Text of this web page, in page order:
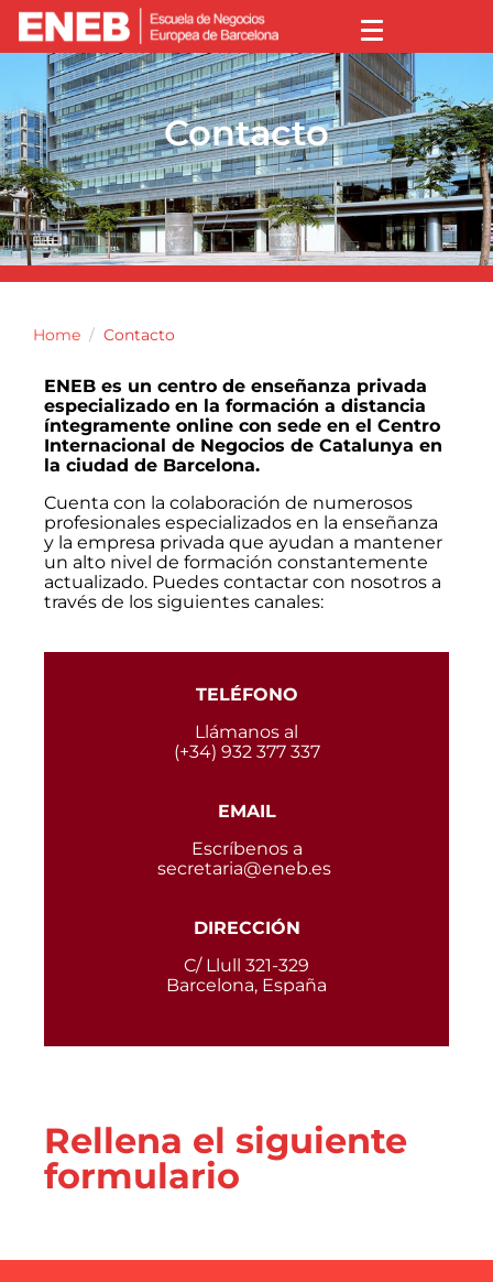
Contacto
Home Contacto
ENEB es un centro de enseñanza privada
especializado en la formación a distancia
íntegramente online con sede en el Centro
Internacional de Negocios de Catalunya en
la ciudad de Barcelona.
Cuenta con la colaboración de numerosos
profesionales especializados en la enseñanza
y la empresa privada que ayudan a mantener
un alto nivel de formación constantemente
actualizado. Puedes contactar con nosotros a
través de los siguientes canales:
TELÉFONO
Llámanos al
(+34) 932 377 337
EMAIL
Escríbenos a
secretaria@eneb.es
DIRECCIÓN
C/ Llull 321-329
Barcelona, España
Rellena el siguiente
formulario